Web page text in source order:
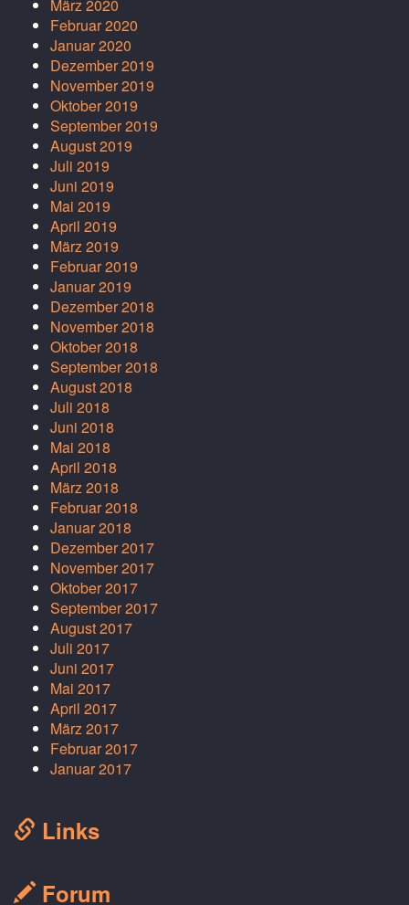
März 2020
Februar 2020
Januar 2020
Dezember 2019
November 2019
Oktober 2019
September 2019
August 2019
Juli 2019
Juni 2019
Mai 2019
April 2019
März 2019
Februar 2019
Januar 2019
Dezember 2018
November 2018
Oktober 2018
September 2018
August 2018
Juli 2018
Juni 2018
Mai 2018
April 2018
März 2018
Februar 2018
Januar 2018
Dezember 2017
November 2017
Oktober 2017
September 2017
August 2017
Juli 2017
Juni 2017
Mai 2017
April 2017
März 2017
Februar 2017
Januar 2017
Links
Forum